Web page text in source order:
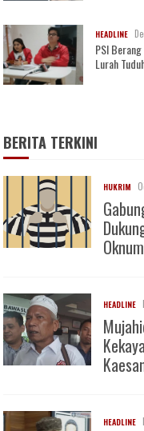
HEADLINE
PSI
Lurah
BERITA TERKINI
HUKRIM
HEADLINE
HEADLINE